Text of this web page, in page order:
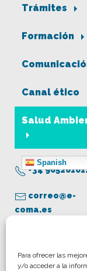
Para ofrecer las
y/o acceder a la
Trámites
Formación
Canal ético
Salud
Spanish
+34
correo@e-
coma.es
Aviso legal